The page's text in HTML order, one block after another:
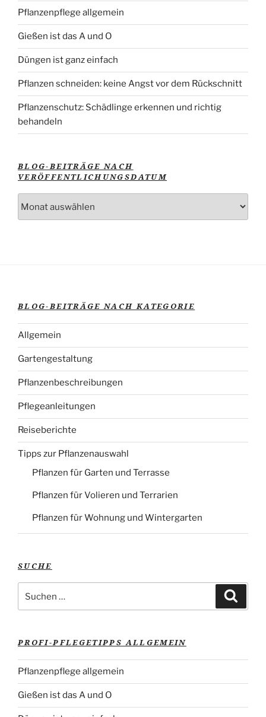
Pflanzenpflege allgemein
Gießen ist das A und O
Düngen ist ganz einfach
Pflanzen schneiden: keine Angst vor dem Rückschnitt
Pflanzenschutz: Schädlinge erkennen und richtig
behandeln
BLOG-BEITRÄGE NACH
VERÖFFENTLICHUNGSDATUM
BLOG-BEITRÄGE NACH KATEGORIE
Allgemein
Gartengestaltung
Pflanzenbeschreibungen
Pflegeanleitungen
Reiseberichte
Tipps zur Pflanzenauswahl
Pflanzen für Garten und Terrasse
Pflanzen für Volieren und Terrarien
Pflanzen für Wohnung und Wintergarten
SUCHE
nach:
PROFI-PFLEGETIPPS ALLGEMEIN
Pflanzenpflege allgemein
Gießen ist das A und O